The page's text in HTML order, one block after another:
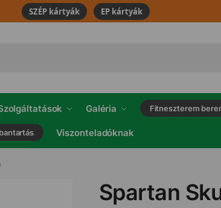
SZÉP kártyák EP kártyák
Galéria Fitneszterem
Viszonteladóknak
Spartan